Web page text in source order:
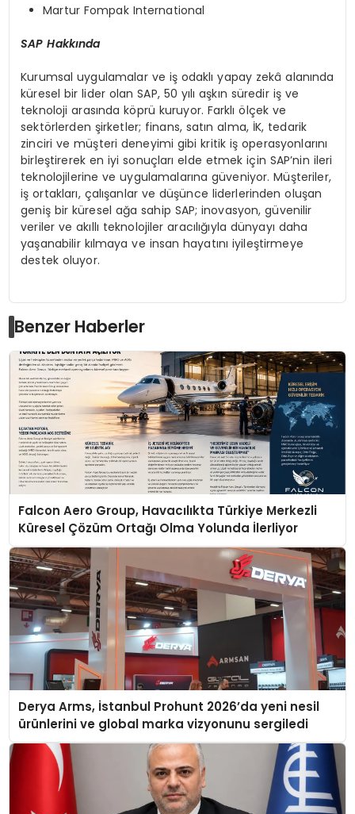
Martur Fompak International
SAP Hakkında
Kurumsal uygulamalar ve iş odaklı yapay zekâ alanında
küresel bir lider olan SAP, 50 yılı aşkın süredir iş ve
teknoloji arasında köprü kuruyor. Farklı ölçek ve
sektörlerden şirketler; finans, satın alma, İK, tedarik
zinciri ve müşteri deneyimi gibi kritik iş operasyonlarını
birleştirerek en iyi sonuçları elde etmek için SAP’nin ileri
teknolojilerine ve uygulamalarına güveniyor. Müşteriler,
iş ortakları, çalışanlar ve düşünce liderlerinden oluşan
geniş bir küresel ağa sahip SAP; inovasyon, güvenilir
veriler ve akıllı teknolojiler aracılığıyla dünyayı daha
yaşanabilir kılmaya ve insan hayatını iyileştirmeye
destek oluyor.
Benzer Haberler
Falcon Aero Group, Havacılıkta Türkiye Merkezli
Küresel Çözüm Ortağı Olma Yolunda İlerliyor
Derya Arms, İstanbul Prohunt 2026’da yeni nesil
ürünlerini ve global marka vizyonunu sergiledi